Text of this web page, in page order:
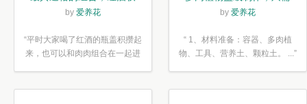
木塞diy多肉植物盆栽
by 爱养花
“平时大家喝了红酒的瓶盖积攒起
来，也可以和肉肉组合在一起进
简单6步
by 爱养花
“ 1、材料准备：容器、多肉植
物、工具、营养土、颗粒土。 ...”